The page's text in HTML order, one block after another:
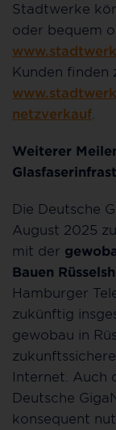
Stadtwerke
oder bequem
Kunden finden
netzverkauf
Weiterer
Die Deutsche
August 2025
mit der
Bauen
Hamburger
zukünftig
gewobau in
Internet. Auch
Deutsche
konsequent